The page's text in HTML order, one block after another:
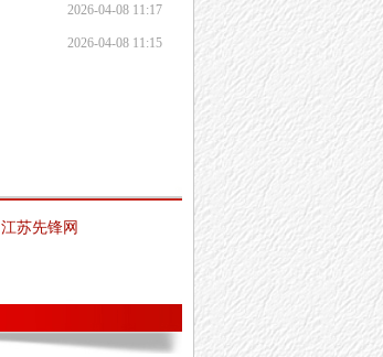
2026-04-08 11:17
2026-04-08 11:15
江苏先锋网